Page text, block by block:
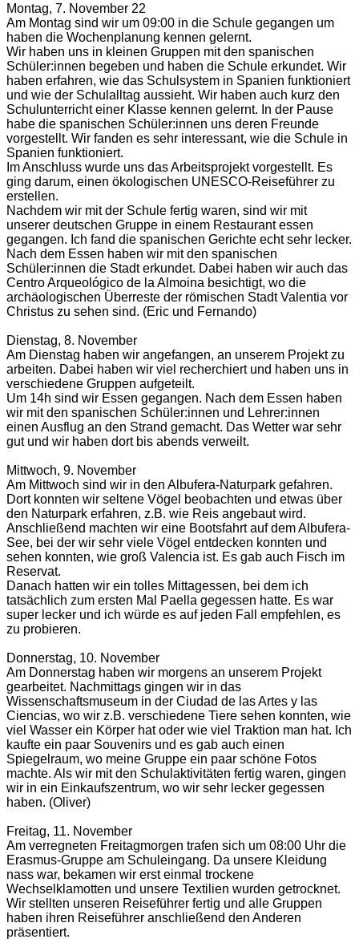
Montag, 7. November 22
Am Montag sind wir um 09:00 in die Schule gegangen um
haben die Wochenplanung kennen gelernt.
Wir haben uns in kleinen Gruppen mit den spanischen
Schüler:innen begeben und haben die Schule erkundet. Wir
haben erfahren, wie das Schulsystem in Spanien funktioniert
und wie der Schulalltag aussieht. Wir haben auch kurz den
Schulunterricht einer Klasse kennen gelernt. In der Pause
habe die spanischen Schüler:innen uns deren Freunde
vorgestellt. Wir fanden es sehr interessant, wie die Schule in
Spanien funktioniert.
Im Anschluss wurde uns das Arbeitsprojekt vorgestellt. Es
ging darum, einen ökologischen UNESCO-Reiseführer zu
erstellen.
Nachdem wir mit der Schule fertig waren, sind wir mit
unserer deutschen Gruppe in einem Restaurant essen
gegangen. Ich fand die spanischen Gerichte echt sehr lecker.
Nach dem Essen haben wir mit den spanischen
Schüler:innen die Stadt erkundet. Dabei haben wir auch das
Centro Arqueológico de la Almoina besichtigt, wo die
archäologischen Überreste der römischen Stadt Valentia vor
Christus zu sehen sind. (Eric und Fernando)
Dienstag, 8. November
Am Dienstag haben wir angefangen, an unserem Projekt zu
arbeiten. Dabei haben wir viel recherchiert und haben uns in
verschiedene Gruppen aufgeteilt.
Um 14h sind wir Essen gegangen. Nach dem Essen haben
wir mit den spanischen Schüler:innen und Lehrer:innen
einen Ausflug an den Strand gemacht. Das Wetter war sehr
gut und wir haben dort bis abends verweilt.
Mittwoch, 9. November
Am Mittwoch sind wir in den Albufera-Naturpark gefahren.
Dort konnten wir seltene Vögel beobachten und etwas über
den Naturpark erfahren, z.B. wie Reis angebaut wird.
Anschließend machten wir eine Bootsfahrt auf dem Albufera-
See, bei der wir sehr viele Vögel entdecken konnten und
sehen konnten, wie groß Valencia ist. Es gab auch Fisch im
Reservat.
Danach hatten wir ein tolles Mittagessen, bei dem ich
tatsächlich zum ersten Mal Paella gegessen hatte. Es war
super lecker und ich würde es auf jeden Fall empfehlen, es
zu probieren.
Donnerstag, 10. November
Am Donnerstag haben wir morgens an unserem Projekt
gearbeitet. Nachmittags gingen wir in das
Wissenschaftsmuseum in der Ciudad de las Artes y las
Ciencias, wo wir z.B. verschiedene Tiere sehen konnten, wie
viel Wasser ein Körper hat oder wie viel Traktion man hat. Ich
kaufte ein paar Souvenirs und es gab auch einen
Spiegelraum, wo meine Gruppe ein paar schöne Fotos
machte. Als wir mit den Schulaktivitäten fertig waren, gingen
wir in ein Einkaufszentrum, wo wir sehr lecker gegessen
haben. (Oliver)
Freitag, 11. November
Am verregneten Freitagmorgen trafen sich um 08:00 Uhr die
Erasmus-Gruppe am Schuleingang. Da unsere Kleidung
nass war, bekamen wir erst einmal trockene
Wechselklamotten und unsere Textilien wurden getrocknet.
Wir stellten unseren Reiseführer fertig und alle Gruppen
haben ihren Reiseführer anschließend den Anderen
präsentiert.